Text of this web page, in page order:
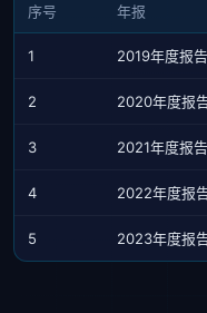
序号 年报
1 2019年度报告
2 2020年度报
3 2021年度报告
4 2022年度报
5 2023年度报